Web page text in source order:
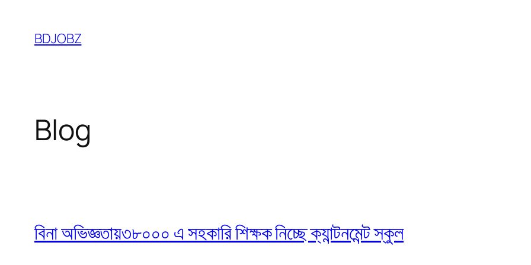
content
BDJOBZ
Blog
বিনা অভিজ্ঞতায়৩৮০০০ এ সহকারি শিক্ষক নিচ্ছে ক্যান্টনমেন্ট স্কুল